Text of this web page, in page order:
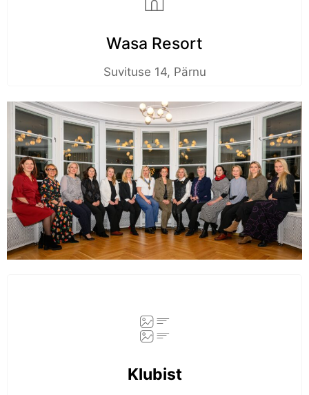
Wasa Resort
Suvituse 14, Pärnu
Klubist